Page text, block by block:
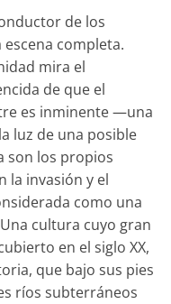
de los
completa.
mira el
de que el
es inminente —una
luz de una posible
son los propios
la invasión y el
como una
cultura cuyo gran
en el siglo XX,
que bajo sus pies
ríos subterráneos